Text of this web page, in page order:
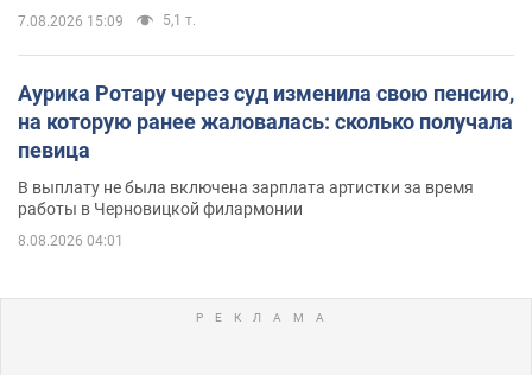
7.08.2026 15:09 5,1 т.
Аурика Ротару через суд изменила свою пенсию,
на которую ранее жаловалась: сколько получала
певица
В выплату не была включена зарплата артистки за время
работы в Черновицкой филармонии
8.08.2026 04:01